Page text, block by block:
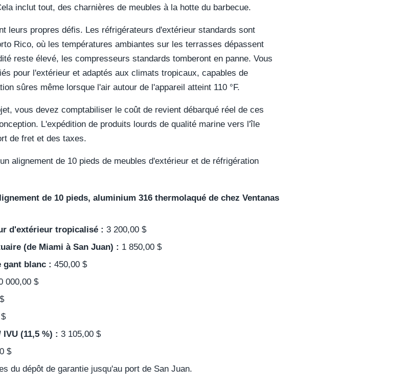
inclut tout, des charnières de meubles à la hotte du barbecue.
leurs propres défis. Les réfrigérateurs d'extérieur standards sont
Rico, où les températures ambiantes sur les terrasses dépassent
reste élevé, les compresseurs standards tomberont en panne. Vous
pour l'extérieur et adaptés aux climats tropicaux, capables de
sûres même lorsque l'air autour de l'appareil atteint 110 °F.
vous devez comptabiliser le coût de revient débarqué réel de ces
L'expédition de produits lourds de qualité marine vers l'île
de fret et des taxes.
alignement de 10 pieds de meubles d'extérieur et de réfrigération
de 10 pieds, aluminium 316 thermolaqué de chez Ventanas
d'extérieur tropicalisé : 3 200,00 $
(de Miami à San Juan) : 1 850,00 $
gant blanc : 450,00 $
000,00 $
(11,5 %) : 3 105,00 $
$
du dépôt de garantie jusqu'au port de San Juan.